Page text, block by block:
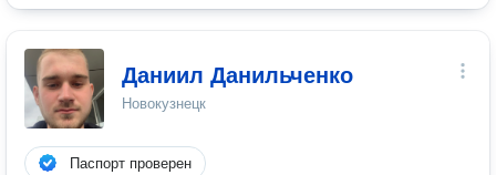
Даниил Данильченко
Новокузнецк
Паспорт проверен